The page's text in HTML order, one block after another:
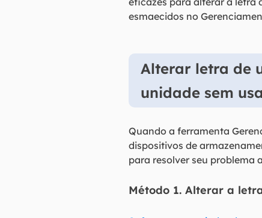
esmaecidos no
Alterar letra de
unidade sem
Quando a ferramenta
dispositivos de
para resolver seu problema
Método 1. Alterar a